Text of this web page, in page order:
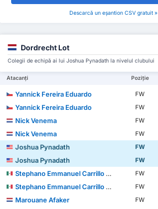
Descarcă un eșantion CSV gratuit »
Dordrecht Lot
Colegii de echipă ai lui Joshua Pynadath la nivelul clubului
Atacanți Poziție
Yannick Fereira Eduardo FW
Yannick Fereira Eduardo
FW
Nick Venema
FW
Nick Venema
FW
Joshua Pynadath
FW
Joshua Pynadath
FW
Stephano Emmanuel Carrillo Calderón
FW
Stephano Emmanuel Carrillo Calderón
FW
Marouane Afaker
FW